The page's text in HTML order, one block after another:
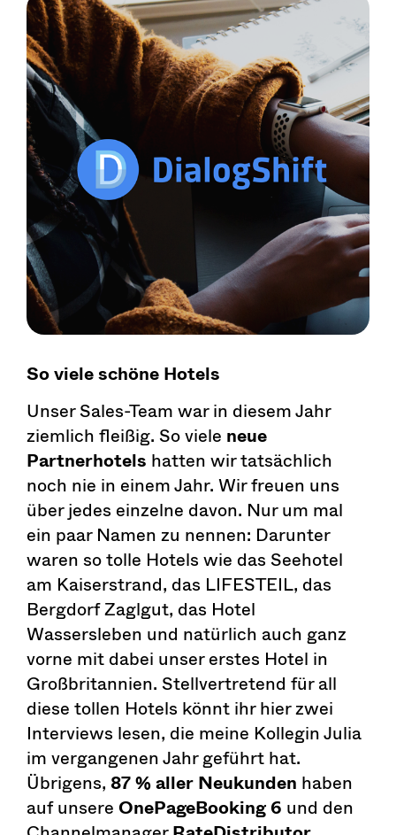
So viele schöne Hotels
Unser Sales-Team war in diesem Jahr
ziemlich fleißig. So viele neue
Partnerhotels hatten wir tatsächlich
noch nie in einem Jahr. Wir freuen uns
über jedes einzelne davon. Nur um mal
ein paar Namen zu nennen: Darunter
waren so tolle Hotels wie das Seehotel
am Kaiserstrand, das LIFESTEIL, das
Bergdorf Zaglgut, das Hotel
Wassersleben und natürlich auch ganz
vorne mit dabei unser erstes Hotel in
Großbritannien. Stellvertretend für all
diese tollen Hotels könnt ihr hier zwei
Interviews lesen, die meine Kollegin Julia
im vergangenen Jahr geführt hat.
Übrigens, 87 % aller Neukunden haben
auf unsereOnePageBooking 6 und den